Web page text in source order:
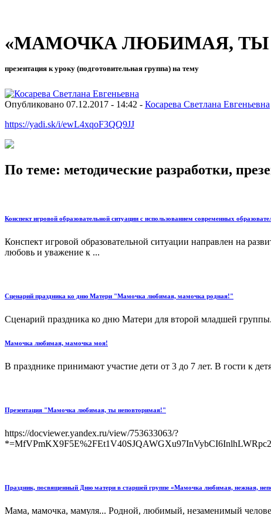
«МАМОЧКА ЛЮБИМАЯ, ТЫ
презентация к уроку (подготовительная группа) на тему
Опубликовано 07.12.2017 - 14:42 - Косарева Светлана Евгеньевна
https://yadi.sk/i/ewL4xqoF3QQ9JJ
По теме: методические разработки,
Конспект игровой образовательной ситуации с использованием современных
Конспект игровой образовательной ситуации направлен на
любовь и уважение к ...
Сценарий праздника ко дню Матери "Мамочка любимая, мамочка родная!"
Сценарий праздника ко дню Матери для второй младшей
Мамочка любимая, мамочка моя!
В празднике принимают участие дети от 3 до 7 лет. В гости к
Презентация "Мамочка любимая, ты неповторимая!"
https://docviewer.yandex.ru/view/753633063/?
Праздник, посвященный Дню матери в старшей группе «Мамочка любимая, нежная,
Мама, мамочка, мамуля... Родной, любимый, незаменимый